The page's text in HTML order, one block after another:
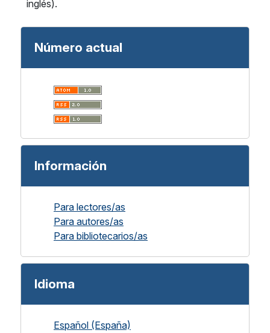
inglés).
Número actual
Información
Para lectores/as
Para autores/as
Para bibliotecarios/as
Idioma
Español (España)